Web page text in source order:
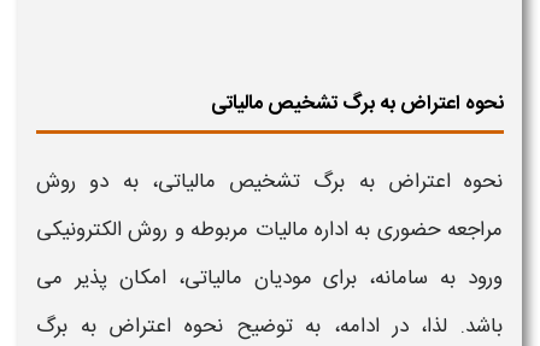
نحوه اعتراض به برگ تشخیص مالیاتی
نحوه اعتراض به برگ تشخیص مالیاتی، به دو روش
مراجعه حضوری به اداره مالیات مربوطه و روش الکترونیکی
ورود به سامانه، برای مودیان مالیاتی، امکان پذیر می
باشد. لذا، در ادامه، به توضیح نحوه اعتراض به برگ